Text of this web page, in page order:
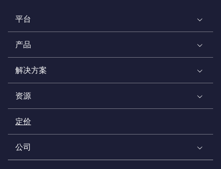
平台
产品
解决方案
资源
定价
公司